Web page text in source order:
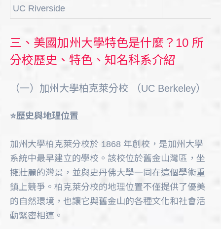
UC Riverside
三、美國加州大學特色是什麼？10 所
分校歷史、特色、知名科系介紹
（一）加州大學柏克萊分校 （UC Berkeley）
⭐️歷史與地理位置
加州大學柏克萊分校於 1868 年創校，是加州大學
系統中最早建立的學校。該校位於舊金山灣區，坐
擁壯麗的灣景，並與史丹佛大學一同在這個學術重
鎮上競爭。柏克萊分校的地理位置不僅提供了優美
的自然環境，也讓它與舊金山的各種文化和社會活
動緊密相連。